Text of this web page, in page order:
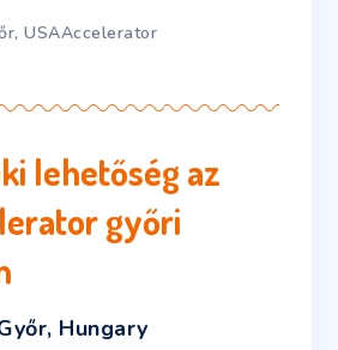
,USAAccelerator
lehetőség az
győri
, Hungary